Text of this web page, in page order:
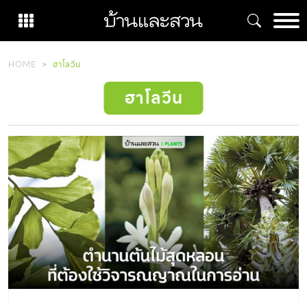
content
HOME ฮาโลวีน
ฮาโลวีน